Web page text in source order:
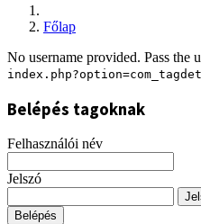
Főlap
No username provided. Pass the
Belépés tagoknak
Felhasználói név
Jelszó
Belépés